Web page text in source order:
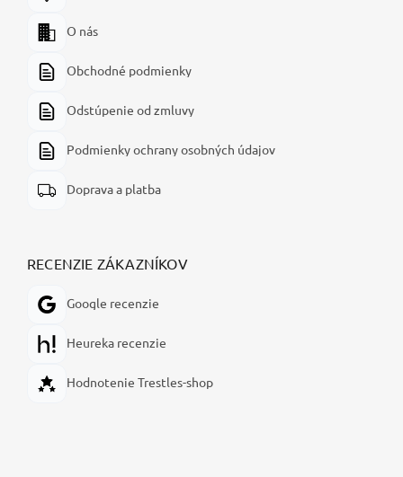
O nás
Obchodné podmienky
Odstúpenie od zmluvy
Podmienky ochrany osobných údajov
Doprava a platba
RECENZIE ZÁKAZNÍKOV
Google recenzie
Heureka recenzie
Hodnotenie Trestles-shop